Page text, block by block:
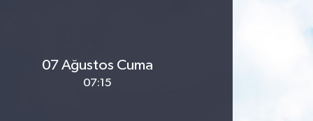
07 Ağustos Cuma
07:15